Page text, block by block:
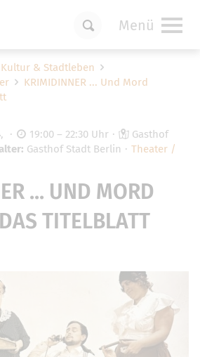
Menü
Kultur & Stadtleben
KRIMIDINNER ... Und Mord
, 19:00 – 22:30 Uhr
Gasthof
Gasthof Stadt Berlin
Theater /
... UND MORD
TITELBLATT
können wird die Berechtigung
Cookiesin den Cookie-
benötigt.
Einstellungen